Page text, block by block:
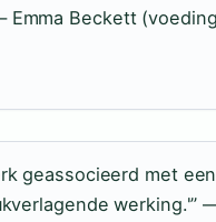
Emma Beckett
geassocieerd met
werking.'”